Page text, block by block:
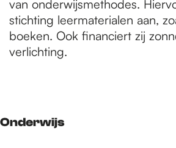
van onderwijsmethodes.
stichting leermaterialen aan,
boeken. Ook financiert zij
verlichting.
Onderwijs